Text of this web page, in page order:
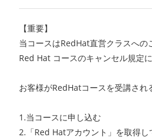
【重要】
当コースはRedHat直営クラスへの
Red Hat コースのキャンセル規定
お客様がRedHatコースを受講され
1.当コースに申し込む
2.「Red Hatアカウント」を取得